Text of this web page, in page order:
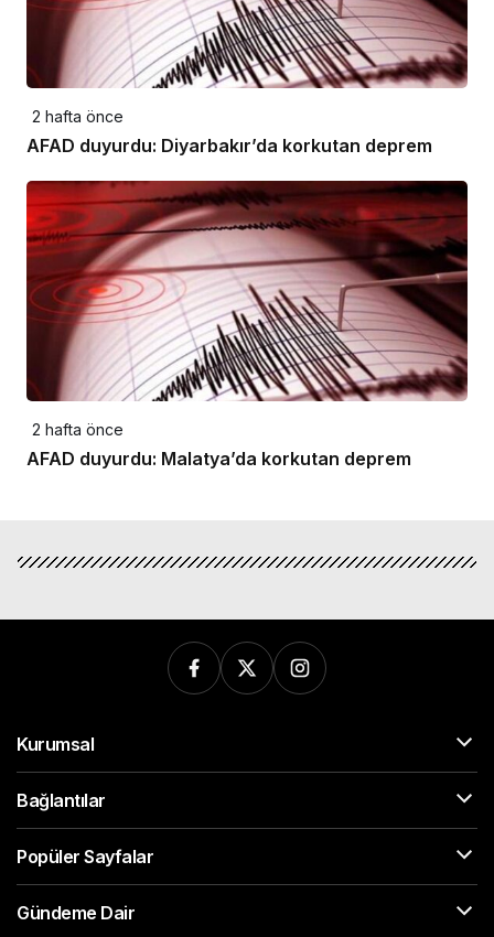
2 hafta önce
AFAD duyurdu: Diyarbakır’da korkutan deprem
2 hafta önce
AFAD duyurdu: Malatya’da korkutan deprem
Kurumsal
Bağlantılar
Popüler Sayfalar
Gündeme Dair